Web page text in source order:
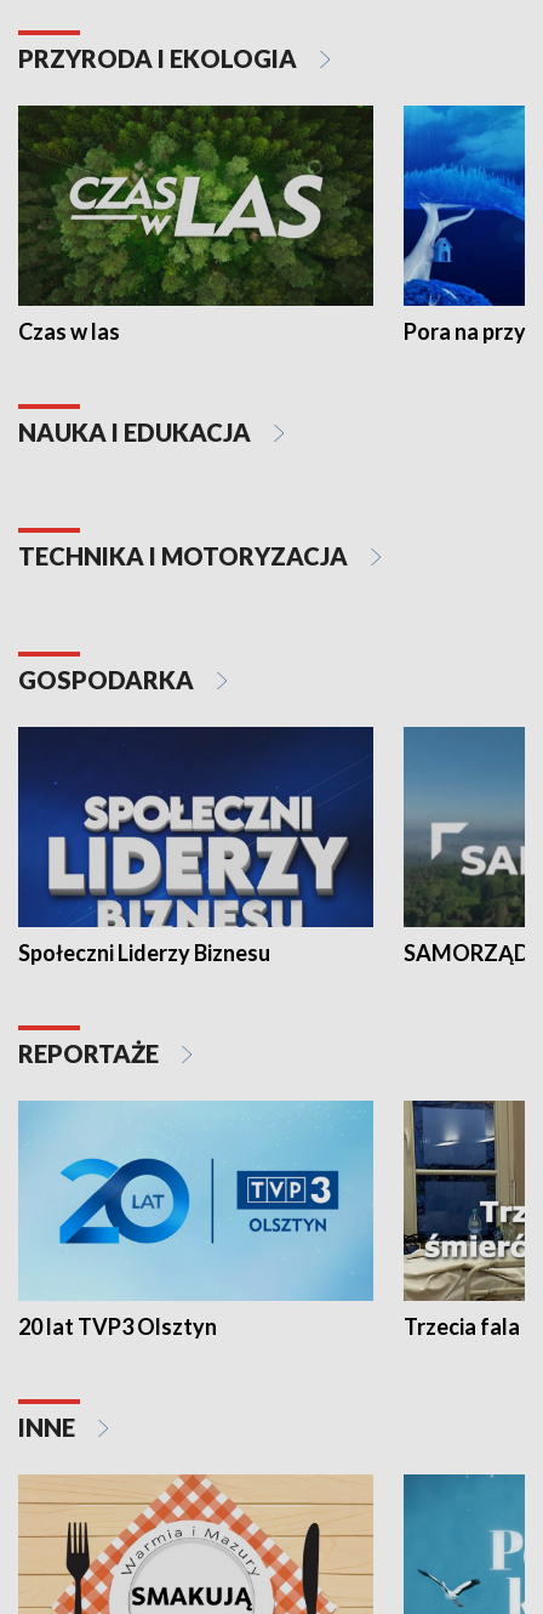
PRZYRODA I EKOLOGIA
Czas w las Pora na
NAUKA I EDUKACJA
TECHNIKA I MOTORYZACJA
GOSPODARKA
Społeczni Liderzy Biznesu SAMORZĄD
REPORTAŻE
20 lat TVP3 Olsztyn Trzecia fala -
INNE